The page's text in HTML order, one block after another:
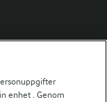
enhet . Genom